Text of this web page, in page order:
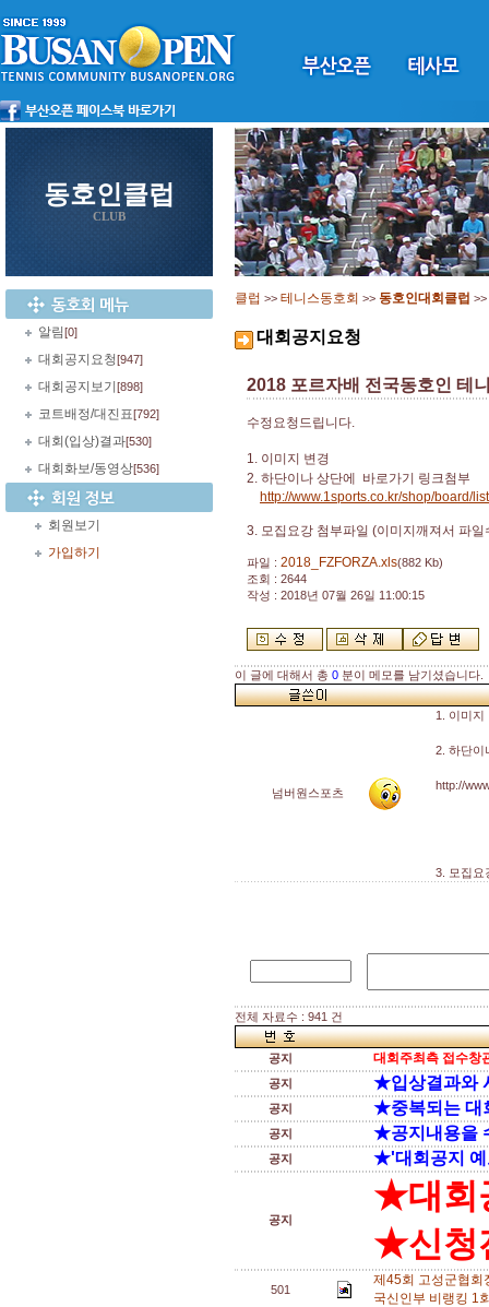
동호인클럽
CLUB
알림[0]
대회공지요청[947]
대회공지보기 [898]
코트배정/대진표[792]
대회(입상)결과[530]
대회화보/동영상[536]
회원보기
가입하기
클럽 >> 테니스동호회 >> 동호인대회클럽 >>
대회공지요청
2018 포르자배 전국동호인 테
수정요청드립니다.
1. 이미지 변경
2. 하단이나 상단에 바로가기 링크첨부
http://www.1sports.co.kr/shop/board/
3. 모집요강 첨부파일 (이미지깨져서 파일
파일 : 2018_FZFORZA.xls(882 Kb)
조회 : 2644
작성 : 2018년 07월 26일 11:00:15
이 글에 대해서 총 0 분이 메모를 남기셨습니다.
넘버원스포츠
1. 이미지
2. 하단이
http://
3. 모집요
전체 자료수 : 941 건
공지 대회주최측 접수창
공지 ★입상결과와
공지 ★중복되는 대
공지 ★공지내용을
공지 ★'대회공지 예
공지
★대회
★신청
501
제45회 고성군협회
국신인부 비랭킹 1